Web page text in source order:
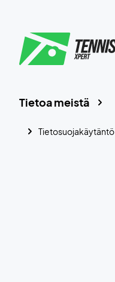
Tietoa meistä
Tietosuojakäytäntö